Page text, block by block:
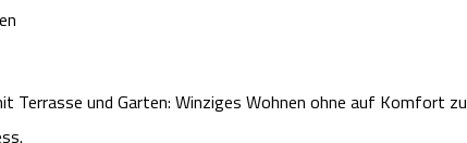
Terrasse und Garten: Winziges Wohnen ohne auf Komfort zu